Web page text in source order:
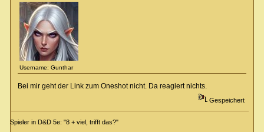
Username: Gunthar
Bei mir geht der Link zum Oneshot nicht. Da reagiert nichts.
Gespeichert
Spieler in D&D 5e: "8 + viel, trifft das?"